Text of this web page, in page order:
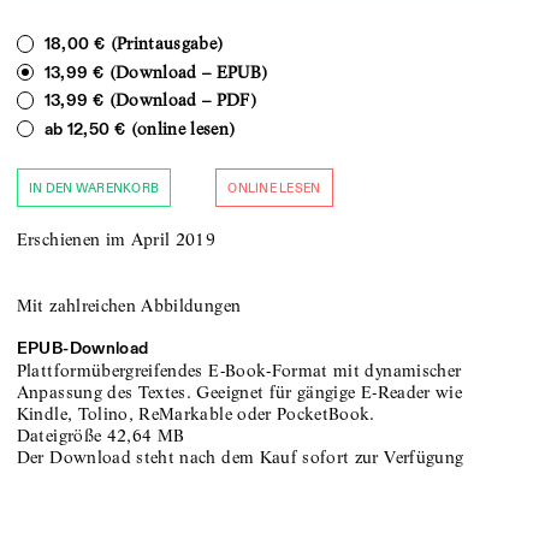
18,00 € (Printausgabe)
13,99 € (Download – EPUB)
13,99 € (Download – PDF)
ab 12,50 € (online lesen)
IN DEN WARENKORB ONLINE LESEN
Erschienen im April 2019
Mit zahlreichen Abbildungen
EPUB-Download
Plattformübergreifendes E-Book-Format mit dynamischer
Anpassung des Textes. Geeignet für gängige E-Reader wie
Kindle, Tolino, ReMarkable oder PocketBook.
Dateigröße 42,64 MB
Der Download steht nach dem Kauf sofort zur Verfügung